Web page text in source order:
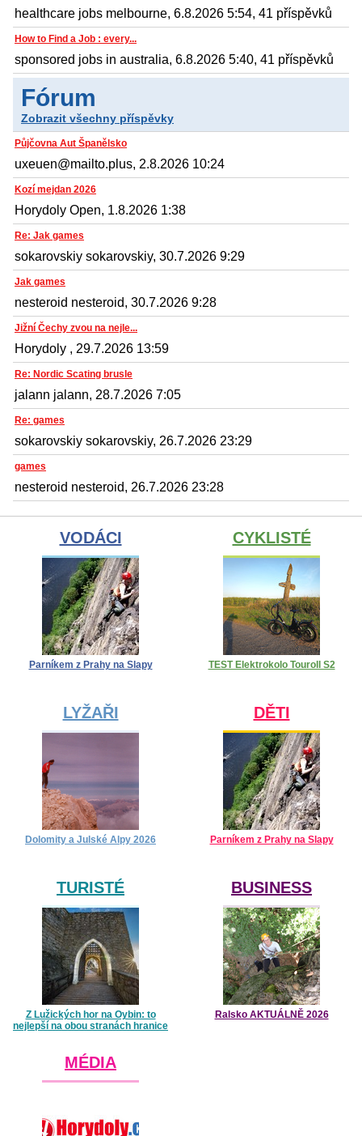
healthcare jobs melbourne, 6.8.2026 5:54, 41 příspěvků
How to Find a Job : every...
sponsored jobs in australia, 6.8.2026 5:40, 41 příspěvků
Fórum
Zobrazit všechny příspěvky
Půjčovna Aut Španělsko
uxeuen@mailto.plus, 2.8.2026 10:24
Kozí mejdan 2026
Horydoly Open, 1.8.2026 1:38
Re: Jak games
sokarovskiy sokarovskiy, 30.7.2026 9:29
Jak games
nesteroid nesteroid, 30.7.2026 9:28
Jižní Čechy zvou na nejle...
Horydoly , 29.7.2026 13:59
Re: Nordic Scating brusle
jalann jalann, 28.7.2026 7:05
Re: games
sokarovskiy sokarovskiy, 26.7.2026 23:29
games
nesteroid nesteroid, 26.7.2026 23:28
VODÁCI
Parníkem z Prahy na Slapy
CYKLISTÉ
TEST Elektrokolo Touroll S2
LYŽAŘI
Dolomity a Julské Alpy 2026
DĚTI
Parníkem z Prahy na Slapy
TURISTÉ
Z Lužických hor na Oybin: to
nejlepší na obou stranách hranice
BUSINESS
Ralsko AKTUÁLNĚ 2026
MÉDIA